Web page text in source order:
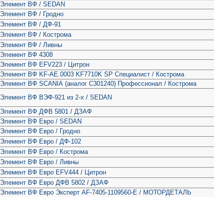
Элемент ВФ / SEDAN
Элемент ВФ / Гродно
Элемент ВФ / ДФ-91
Элемент ВФ / Кострома
Элемент ВФ / Ливны
Элемент ВФ 4308
Элемент ВФ EFV223 / Цитрон
Элемент ВФ KF-АЕ.0003 KF7710K SP Специалист / Кострома
Элемент ВФ SCANIА (аналог С301240) Профессионал / Кострома
Элемент ВФ ВЭФ-921 из 2-х / SEDAN
Элемент ВФ ДФВ 5801 / ДЗАФ
Элемент ВФ Евро / SEDAN
Элемент ВФ Евро / Гродно
Элемент ВФ Евро / ДФ-102
Элемент ВФ Евро / Кострома
Элемент ВФ Евро / Ливны
Элемент ВФ Евро EFV444 / Цитрон
Элемент ВФ Евро ДФВ 5802 / ДЗАФ
Элемент ВФ Евро Эксперт AF-7405-1109560-E / МОТОРДЕТАЛЬ